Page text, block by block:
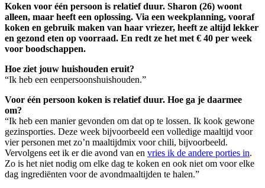
Koken voor één persoon is relatief duur. Sharon (26) woont
alleen, maar heeft een oplossing. Via een weekplanning, vooraf
koken en gebruik maken van haar vriezer, heeft ze altijd lekker
en gezond eten op voorraad. En redt ze het met € 40 per week
voor boodschappen.
Hoe ziet jouw huishouden eruit?
“Ik heb een eenpersoonshuishouden.”
Voor één persoon koken is relatief duur. Hoe ga je daarmee
om?
“Ik heb een manier gevonden om dat op te lossen. Ik kook gewone
gezinsporties. Deze week bijvoorbeeld een volledige maaltijd voor
vier personen met zo’n maaltijdmix voor chili, bijvoorbeeld.
Vervolgens eet ik er die avond van en vries ik de andere porties in.
Zo is het niet nodig om elke dag te koken en ook niet om voor elke
dag ingrediënten voor de avondmaaltijden te halen.”